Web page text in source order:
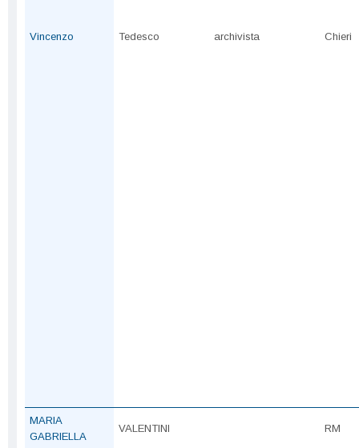
Vincenzo Tedesco archivista Chieri
MARIA
GABRIELLA
VALENTINI RM